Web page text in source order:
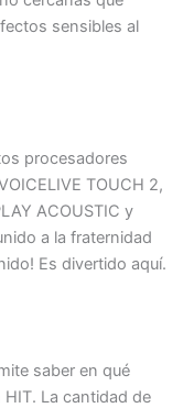
sensibles al
procesadores
TOUCH 2,
ACOUSTIC y
a la fraternidad
Es divertido aquí.
saber en qué
La cantidad de